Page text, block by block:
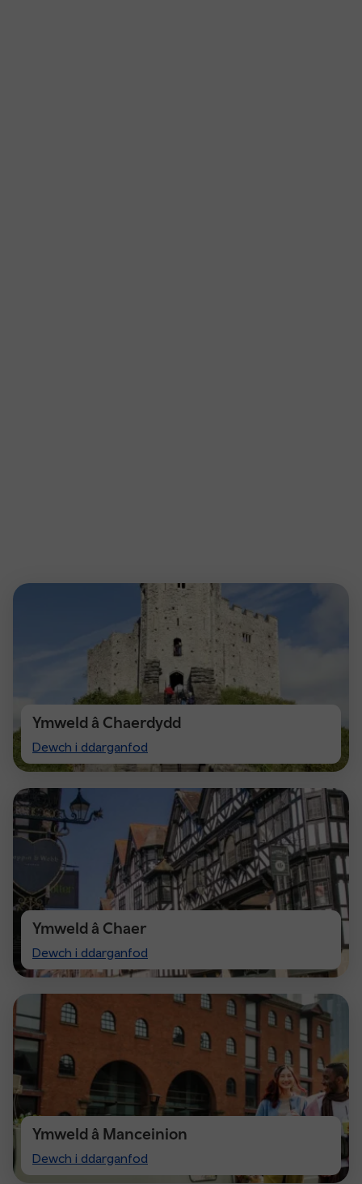
Ymweld â Chaerdydd
Dewch i ddarganfod
Visit
Cardiff
Ymweld â Chaer
Dewch i ddarganfod
Visit
Chester
Ymweld â Manceinion
Dewch i ddarganfod
Visiting
Manchester